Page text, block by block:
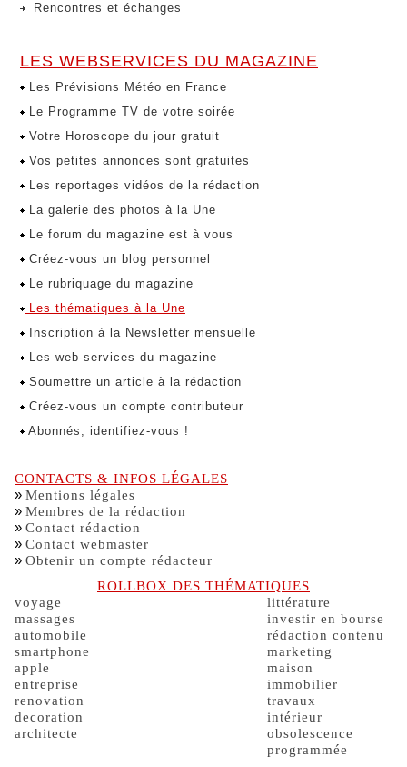
Rencontres et échanges
LES WEBSERVICES DU MAGAZINE
Les Prévisions Météo en France
Le Programme TV de votre soirée
Votre Horoscope du jour gratuit
Vos petites annonces sont gratuites
Les reportages vidéos de la rédaction
La galerie des photos à la Une
Le forum du magazine est à vous
Créez-vous un blog personnel
Le rubriquage du magazine
Les thématiques à la Une
Inscription à la Newsletter mensuelle
Les web-services du magazine
Soumettre un article à la rédaction
Créez-vous un compte contributeur
Abonnés, identifiez-vous !
CONTACTS & INFOS LÉGALES
» Mentions légales
» Membres de la rédaction
» Contact rédaction
» Contact webmaster
» Obtenir un compte rédacteur
ROLLBOX DES THÉMATIQUES
voyage
massages
automobile
smartphone
apple
entreprise
renovation
decoration
architecte
littérature
investir en bourse
rédaction contenu
marketing
maison
immobilier
travaux
intérieur
obsolescence
programmée